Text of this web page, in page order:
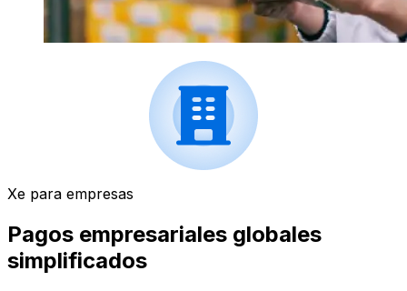
Xe para empresas
Pagos empresariales globales
simplificados